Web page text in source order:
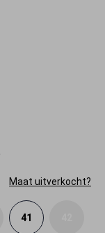
Maat uitverkocht?
41